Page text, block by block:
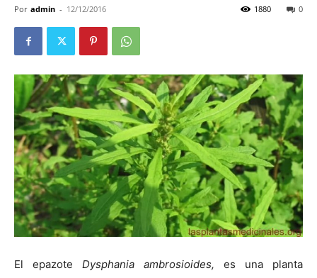
Por admin - 12/12/2016 0
1880
El epazote Dysphania ambrosioides, es una planta